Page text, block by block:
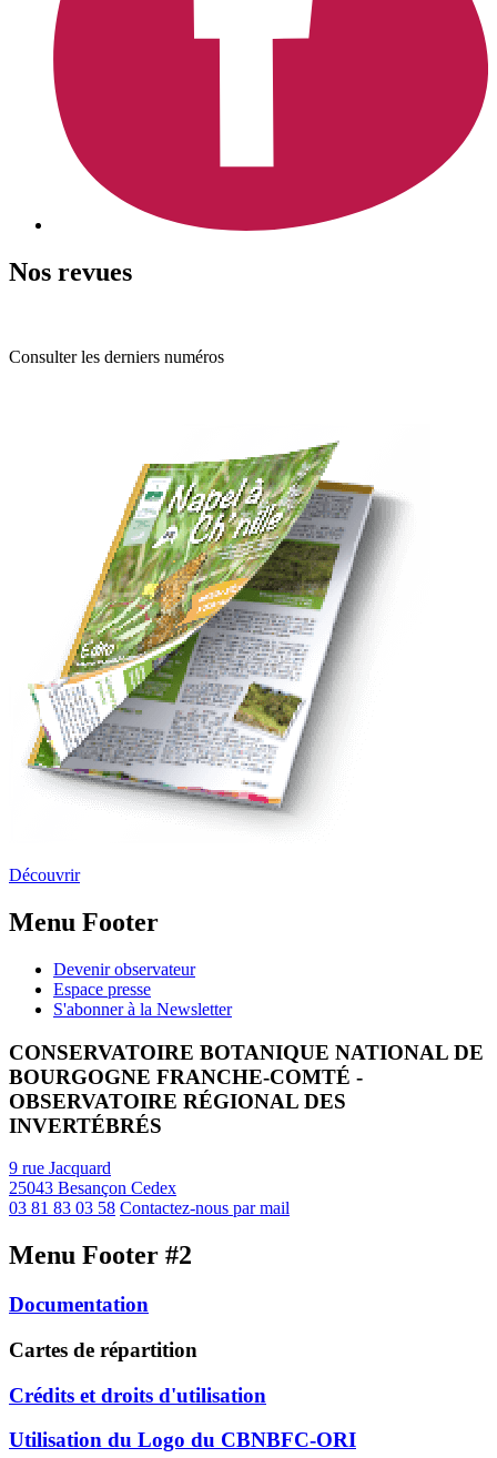
Nos revues
Consulter les derniers numéros
Découvrir
Menu Footer
Devenir observateur
Espace presse
S'abonner à la Newsletter
CONSERVATOIRE BOTANIQUE NATIONAL DE
BOURGOGNE FRANCHE-COMTÉ -
OBSERVATOIRE RÉGIONAL DES
INVERTÉBRÉS
9 rue Jacquard
25043 Besançon Cedex
03 81 83 03 58 Contactez-nous par mail
Menu Footer #2
Documentation
Cartes de répartition
Crédits et droits d'utilisation
Utilisation du Logo du CBNBFC-ORI